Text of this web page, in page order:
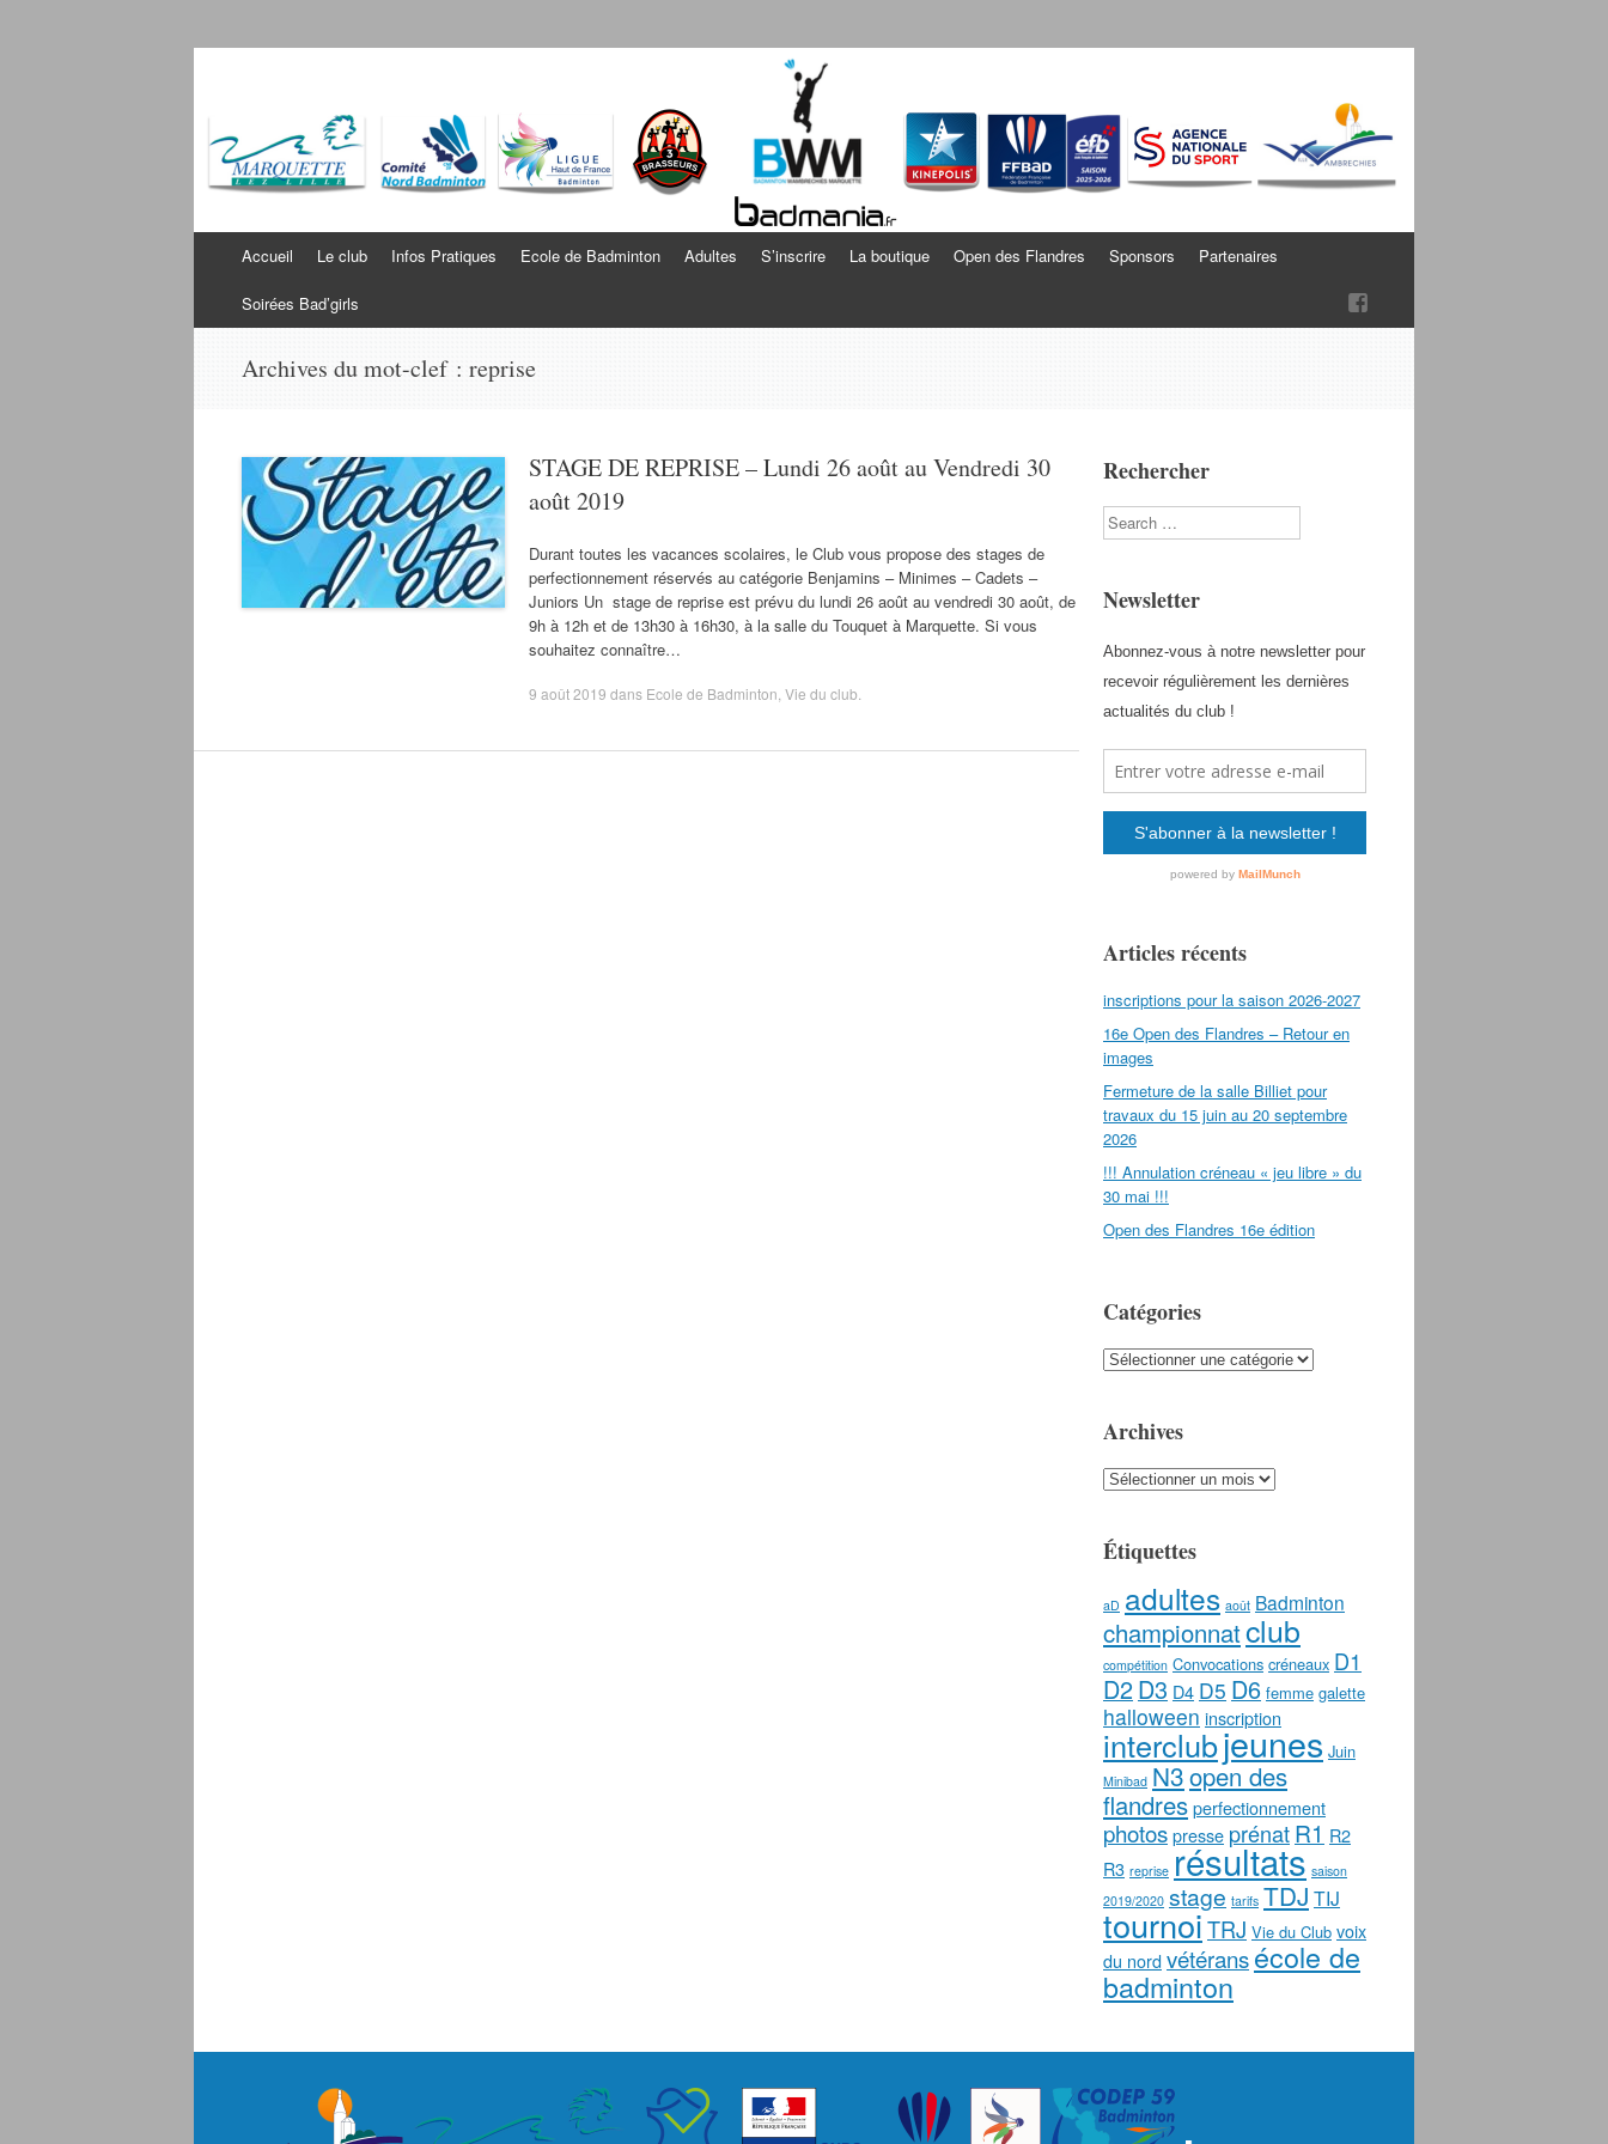
Badminton Wambrechies Marquette
Bienvenue sur le site du BWM
Aller au contenu
Accueil Le club Infos Pratiques Ecole de Badminton Adultes S’inscrire La boutique Open des Flandres Sponsors Partenaires
Soirées Bad’girls
Archives du mot-clef : reprise
STAGE DE REPRISE – Lundi 26 août au Vendredi 30
août 2019
Durant toutes les vacances scolaires, le Club vous propose des stages de
perfectionnement réservés au catégorie Benjamins – Minimes – Cadets –
Juniors Un stage de reprise est prévu du lundi 26 août au vendredi 30 août, de
9h à 12h et de 13h30 à 16h30, à la salle du Touquet à Marquette. Si vous
souhaitez connaître…
9 août 2019 dans Ecole de Badminton Vie du club
Rechercher
Search
Newsletter
Articles récents
inscriptions pour la saison 2026-2027
16e Open des Flandres – Retour en
images
Fermeture de la salle Billiet pour
travaux du 15 juin au 20 septembre
2026
!!! Annulation créneau « jeu libre » du
30 mai !!!
Open des Flandres 16e édition
Catégories
Catégories
Archives
Archives
Étiquettes
aD adultes août Badminton
championnatclub
compétition Convocations créneaux D1
D2 D3 D4 D5 D6 femme galette
halloween inscription
interclubjeunes Juin
Minibad N3open des
flandresperfectionnement
photospresse prénatR1 R2
R3 reprise résultats saison
2019/2020 stage tarifs TDJ TIJ
tournoiTRJ Vie du Club voix
du nordvétéransécole de
badminton